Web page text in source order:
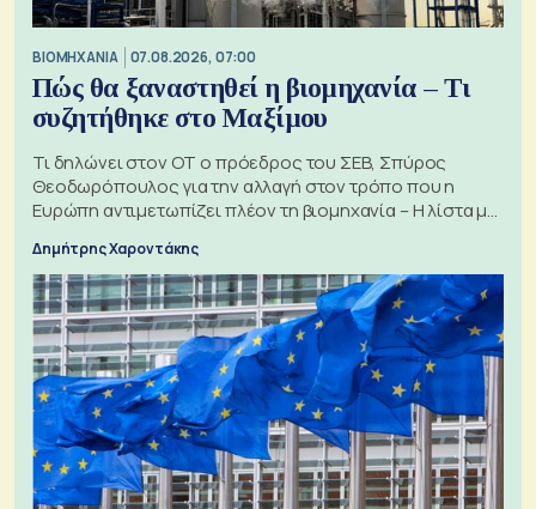
ΒΙΟΜΗΧΑΝΙΑ 07.08.2026, 07:00
Πώς θα ξαναστηθεί η βιομηχανία – Τι
συζητήθηκε στο Μαξίμου
Τι δηλώνει στον ΟΤ ο πρόεδρος του ΣΕΒ, Σπύρος
Θεοδωρόπουλος για την αλλαγή στον τρόπο που η
Ευρώπη αντιμετωπίζει πλέον τη βιομηχανία – Η λίστα με
Δημήτρης Χαροντάκης